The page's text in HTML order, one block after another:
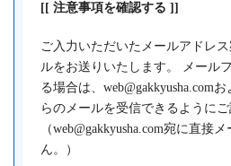
[[ 注意事項を確認する ]]
ご入力いただいたメールアドレ
ルをお送りいたします。 メール
る場合は、web@gakkyusha.comお
らのメールを受信できるようにご
（web@gakkyusha.com宛に直接
ん。）